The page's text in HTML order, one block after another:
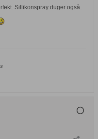
Sillikonspray duger også.